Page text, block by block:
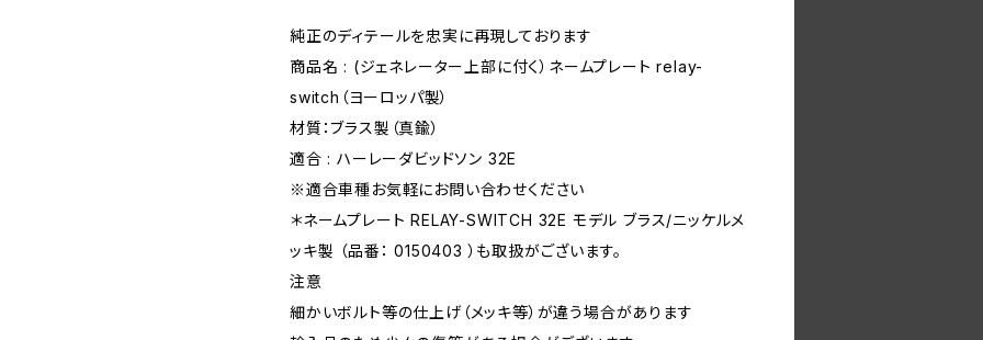
純正のディテールを忠実に再現しております
商品名 : (ジェネレーター上部に付く）ネームプレート relay-
switch（ヨーロッパ製）
材質：ブラス製（真鍮）
適合 : ハーレーダビッドソン 32E
※適合車種お気軽にお問い合わせください
＊ネームプレート RELAY-SWITCH 32E モデル ブラス/ニッケルメ
ッキ製 （品番： 0150403 ）も取扱がございます。
注意
細かいボルト等の仕上げ（メッキ等）が違う場合があります